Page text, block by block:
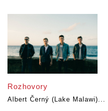
Rozhovory
Albert Černý (Lake Malawi)...